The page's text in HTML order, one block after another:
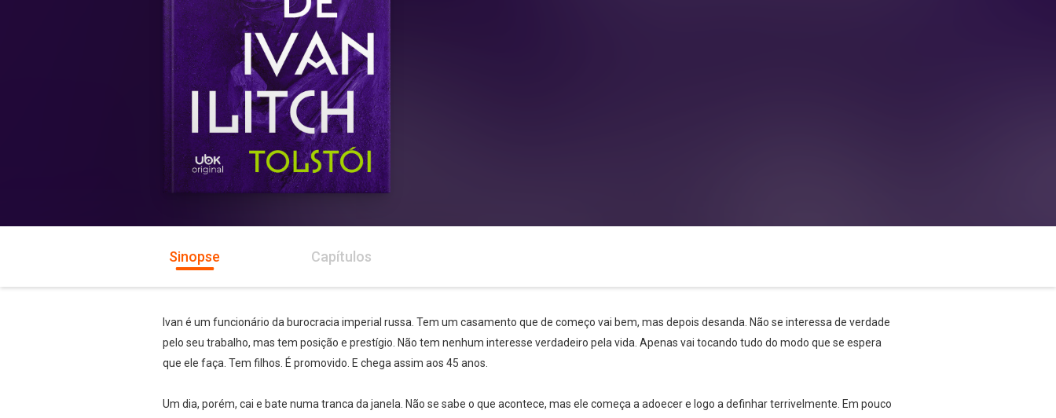
Sinopse Capítulos
Ivan é um funcionário da burocracia imperial russa. Tem um casamento que de começo vai bem, mas depois desanda. Não se interessa de verdade
pelo seu trabalho, mas tem posição e prestígio. Não tem nenhum interesse verdadeiro pela vida. Apenas vai tocando tudo do modo que se espera
que ele faça. Tem filhos. É promovido. E chega assim aos 45 anos.
Um dia, porém, cai e bate numa tranca da janela. Não se sabe o que acontece, mas ele começa a adoecer e logo a definhar terrivelmente. Em pouco